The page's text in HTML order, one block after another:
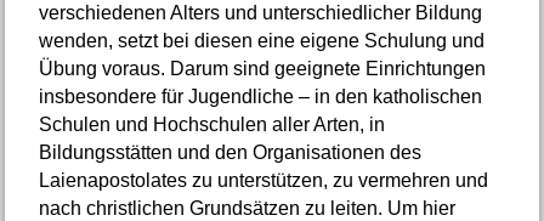
verschiedenen Alters und unterschiedlicher Bildung
wenden, setzt bei diesen eine eigene Schulung und
Übung voraus. Darum sind geeignete Einrichtungen
insbesondere für Jugendliche – in den katholischen
Schulen und Hochschulen aller Arten, in
Bildungsstätten und den Organisationen des
Laienapostolates zu unterstützen, zu vermehren und
nach christlichen Grundsätzen zu leiten. Um hier